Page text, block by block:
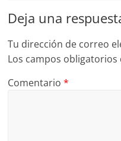
Deja una
Tu dirección de correo
Los campos
Comentario*